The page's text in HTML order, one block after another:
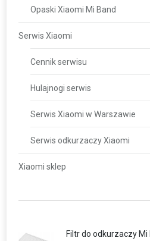
Opaski Xiaomi Mi Band
Serwis Xiaomi
Cennik serwisu
Hulajnogi serwis
Serwis Xiaomi w Warszawie
Serwis odkurzaczy Xiaomi
Xiaomi sklep
Filtr do odkurzaczy